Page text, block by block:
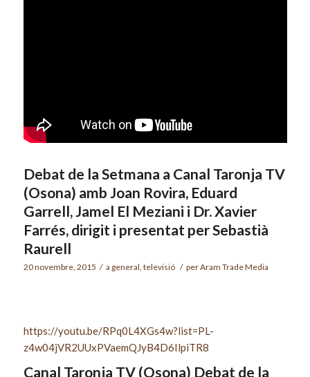
Debat de la Setmana a Canal Taronja TV
(Osona) amb Joan Rovira, Eduard
Garrell, Jamel El Meziani i Dr. Xavier
Farrés, dirigit i presentat per Sebastià
Raurell
20 novembre, 2015 / a general televisió / perAram Trade Media
https://youtu.be/RPq0L4XGs4w?list=PL-
z4w04jVR2UUxPVaemQJyB4D6IlpiTR8
Canal Taronja TV (Osona) Debat de la